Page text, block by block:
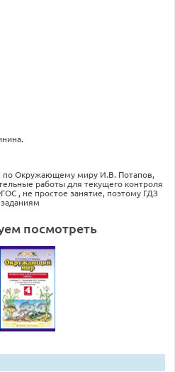
по Окружающему миру И.В. Потапов,
работы для текущего контроля
, не простое занятие, поэтому ГДЗ
посмотреть